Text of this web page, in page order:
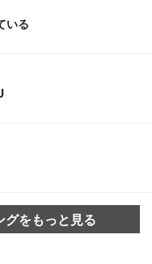
いる
をもっと見る